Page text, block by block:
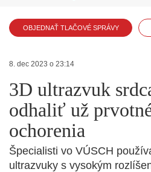
OBJEDNAŤ TLAČOVÉ SPRÁVY
8. dec 2023 o 23:14
3D ultrazvuk
odhaliť už
ochorenia
Špecialisti vo VÚSCH
ultrazvuky s vysokým